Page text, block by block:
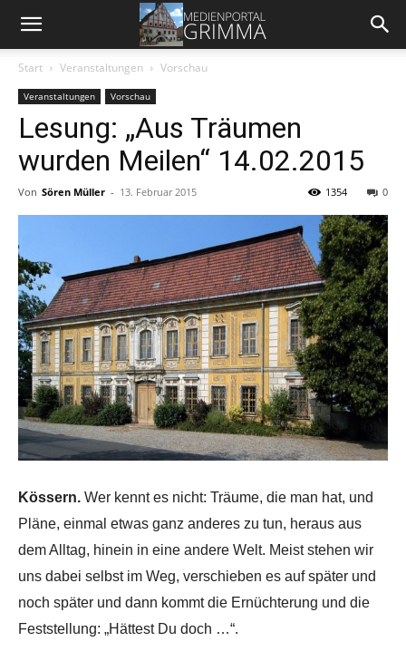
Start Veranstaltungen Vorschau
Veranstaltungen Vorschau
Lesung: „Aus Träumen
wurden Meilen“ 14.02.2015
Von Sören Müller - 13. Februar 2015 0
1354
Kössern. Wer kennt es nicht: Träume, die man hat, und
Pläne, einmal etwas ganz anderes zu tun, heraus aus
dem Alltag, hinein in eine andere Welt. Meist stehen wir
uns dabei selbst im Weg, verschieben es auf später und
noch später und dann kommt die Ernüchterung und die
Feststellung: „Hättest Du doch …“.